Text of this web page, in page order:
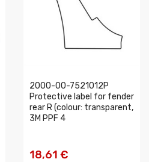
2000-00-7521012P
Protective label for fender
rear R (colour: transparent,
3M PPF 4
18,61 €